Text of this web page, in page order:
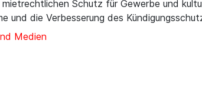
Schutz für Gewerbe und
und die Verbesserung des
Medien